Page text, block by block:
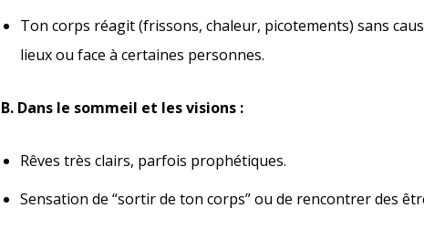
Ton corps réagit (frissons, chaleur, picotements) sans
lieux ou face à certaines personnes.
B. Dans le sommeil et les visions :
Rêves très clairs, parfois prophétiques.
Sensation de “sortir de ton corps” ou de rencontrer des